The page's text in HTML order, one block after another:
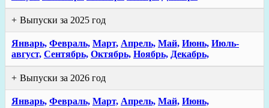
Выпуски за 2025 год
Январь, Февраль, Март, Апрель, Май, Июнь, Июль-
август, Сентябрь, Октябрь, Ноябрь, Декабрь,
Выпуски за 2026 год
Январь, Февраль, Март, Апрель, Май, Июнь,